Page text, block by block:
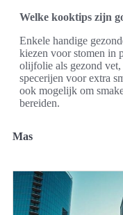
Welke kooktips zijn
Enkele handige
kiezen voor stomen in
olijfolie als gezond
specerijen voor extra
ook mogelijk om
bereiden.
Mas